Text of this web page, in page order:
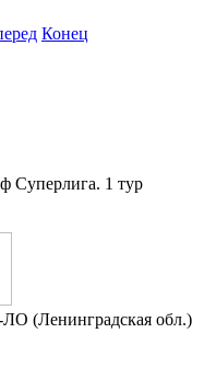
Конец
Суперлига. 1 тур
(Ленинградская обл.)